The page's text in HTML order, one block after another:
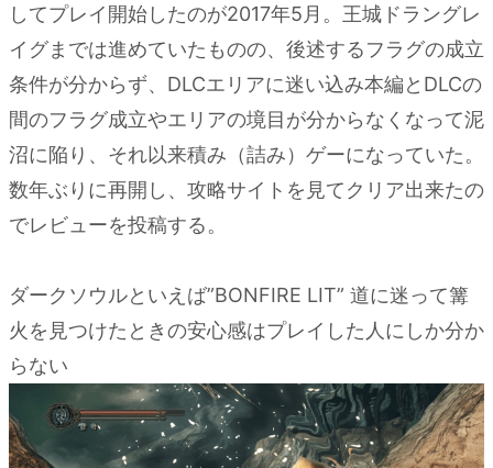
してプレイ開始したのが2017年5月。王城ドラングレ
イグまでは進めていたものの、後述するフラグの成立
条件が分からず、DLCエリアに迷い込み本編とDLCの
間のフラグ成立やエリアの境目が分からなくなって泥
沼に陥り、それ以来積み（詰み）ゲーになっていた。
数年ぶりに再開し、攻略サイトを見てクリア出来たの
でレビューを投稿する。
ダークソウルといえば”BONFIRE LIT” 道に迷って篝
火を見つけたときの安心感はプレイした人にしか分か
らない